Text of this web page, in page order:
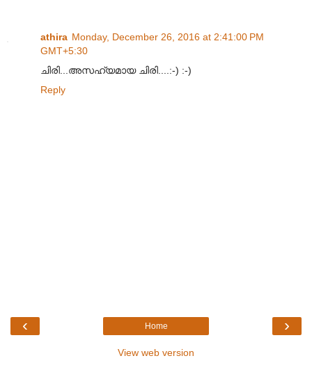
athira Monday, December 26, 2016 at 2:41:00 PM
GMT+5:30
ചിരി...അസഹ്യമായ ചിരി....:-) :-)
Reply
‹ ›
Home
View web version